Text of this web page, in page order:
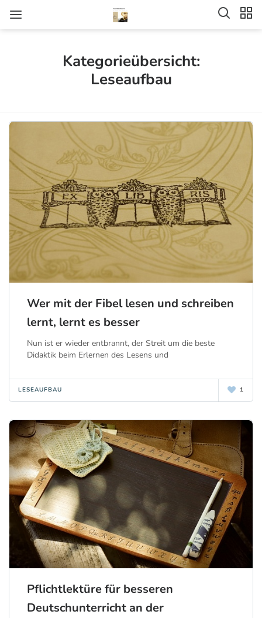
Kategorieübersicht:
Leseaufbau
Wer mit der Fibel lesen und schreiben
lernt, lernt es besser
Nun ist er wieder entbrannt, der Streit um die beste
Didaktik beim Erlernen des Lesens und
LESEAUFBAU 1
Pflichtlektüre für besseren
Deutschunterricht an der